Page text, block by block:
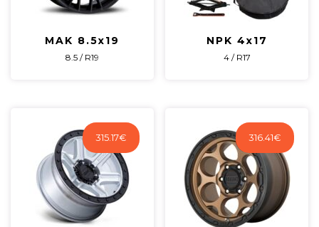
MAK 8.5x19
8.5 / R19
NPK 4x17
4 / R17
315.17€ 316.41€